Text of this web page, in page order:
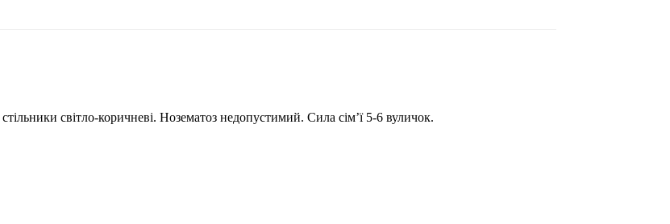
світло-коричневі. Нозематоз недопустимий. Сила сімʼї 5-6 вуличок.